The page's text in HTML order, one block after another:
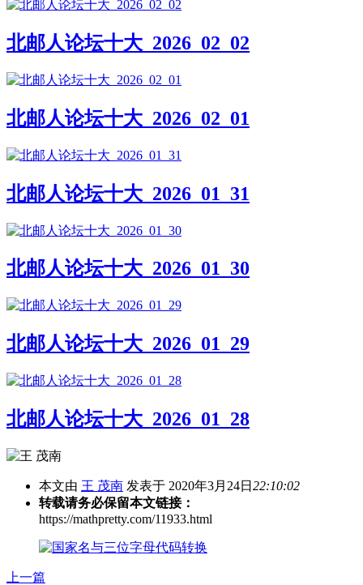
北邮人论坛十大_2026_02_02
北邮人论坛十大_2026_02_01
北邮人论坛十大_2026_01_31
北邮人论坛十大_2026_01_30
北邮人论坛十大_2026_01_29
北邮人论坛十大_2026_01_28
本文由 王 茂南 发表于 2020年3月24日 22:10:02
转载请务必保留本文链接：
https://mathpretty.com/11933.html
上一篇